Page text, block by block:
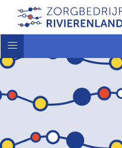
Toggle
navigatie